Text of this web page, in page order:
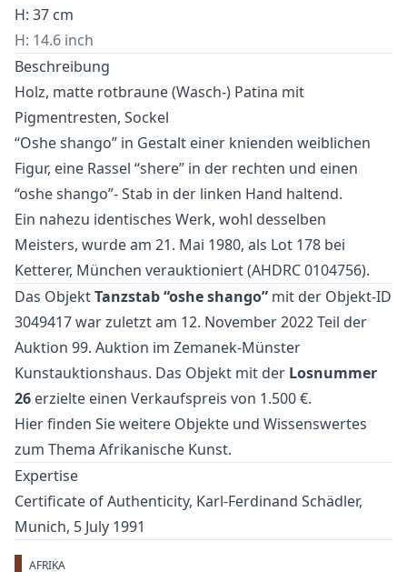
H: 37 cm
H: 14.6 inch
Beschreibung
Holz, matte rotbraune (Wasch-) Patina mit
Pigmentresten, Sockel
“Oshe shango” in Gestalt einer knienden weiblichen
Figur, eine Rassel “shere” in der rechten und einen
“oshe shango”- Stab in der linken Hand haltend.
Ein nahezu identisches Werk, wohl desselben
Meisters, wurde am 21. Mai 1980, als Lot 178 bei
Ketterer, München verauktioniert (AHDRC 0104756).
Das ObjektTanzstab “oshe shango” mit der Objekt-ID
3049417 war zuletzt am 12. November 2022 Teil der
Auktion 99. Auktion im Zemanek-Münster
Kunstauktionshaus. Das Objekt mit der Losnummer
26 erzielte einen Verkaufspreis von 1.500 €.
Hier finden Sie weitere Objekte und Wissenswertes
zum Thema Afrikanische Kunst.
Expertise
Certificate of Authenticity, Karl-Ferdinand Schädler,
Munich, 5 July 1991
AFRIKA